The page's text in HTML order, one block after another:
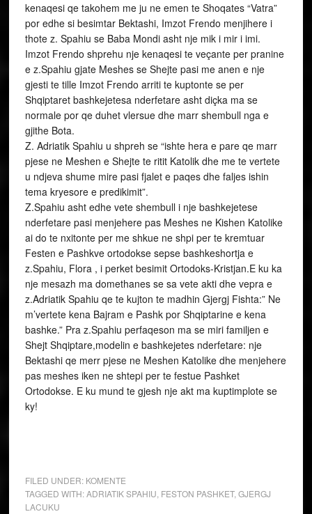
kenaqesi qe takohem me ju ne emen te Shoqates “Vatra”
por edhe si besimtar Bektashi, Imzot Frendo menjihere i
thote z. Spahiu se Baba Mondi asht nje mik i mir i imi.
Imzot Frendo shprehu nje kenaqesi te veçante per pranine
e z.Spahiu gjate Meshes se Shejte pasi me anen e nje
gjesti te tille Imzot Frendo arriti te kuptonte se per
Shqiptaret bashkejetesa nderfetare asht diçka ma se
normale por qe duhet vlersue dhe marr shembull nga e
gjithe Bota.
Z. Adriatik Spahiu u shpreh se “ishte hera e pare qe marr
pjese ne Meshen e Shejte te ritit Katolik dhe me te vertete
u ndjeva shume mire pasi fjalet e paqes dhe faljes ishin
tema kryesore e predikimit”.
Z.Spahiu asht edhe vete shembull i nje bashkejetese
nderfetare pasi menjehere pas Meshes ne Kishen Katolike
ai do te nxitonte per me shkue ne shpi per te kremtuar
Festen e Pashkve ortodokse sepse bashkeshortja e
z.Spahiu, Flora , i perket besimit Ortodoks-Kristjan.E ku ka
nje mesazh ma domethanes se sa vete akti dhe vepra e
z.Adriatik Spahiu qe te kujton te madhin Gjergj Fishta:” Ne
m’vertete kena Bajram e Pashk por Shqiptarine e kena
bashke.” Pra z.Spahiu perfaqeson ma se miri familjen e
Shejt Shqiptare,modelin e bashkejetes nderfetare: nje
Bektashi qe merr pjese ne Meshen Katolike dhe menjehere
pas meshes iken ne shtepi per te festue Pashket
Ortodokse. E ku mund te gjesh nje akt ma kuptimplote se
ky!
FILED UNDER: KOMENTE
TAGGED WITH:ADRIATIK SPAHIU FESTON PASHKET, GJERGJ
LACUKU